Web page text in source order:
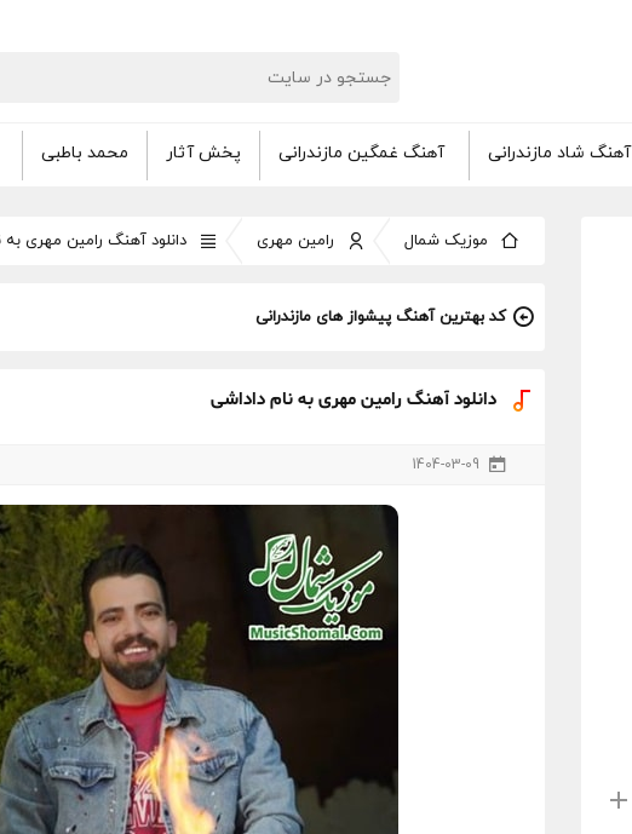
آهنگ شاد مازندرانی آهنگ غمگین مازندرانی پخش آثار محمد باطبی
موزیک شمال رامین مهری دانلود آهنگ رامین مهری به
کد بهترین آهنگ پیشواز های مازندرانی
دانلود آهنگ رامین مهری به نام داداشی
1404-03-09